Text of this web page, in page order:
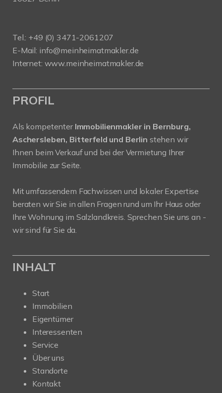
Tel.: +49 (0) 3471-2061207
E-Mail: info@meinheimatmakler.de
Internet: www.meinheimatmakler.de
PROFIL
Als kompetenter Immobilienmakler in Bernburg,
Aschersleben, Bitterfeld und Berlin stehen wir
Ihnen beim Verkauf und bei der Vermietung Ihrer
Immobilie zur Seite.
Mit umfassendem Fachwissen und lokaler Expertise
beraten wir Sie in allen Fragen rund um Ihr Haus oder
Ihre Wohnung im Salzlandkreis. Sprechen Sie uns an -
wir sind für Sie da.
INHALT
Start
Immobilien
Eigentümer
Interessenten
Service
Über uns
Standorte
Kontakt